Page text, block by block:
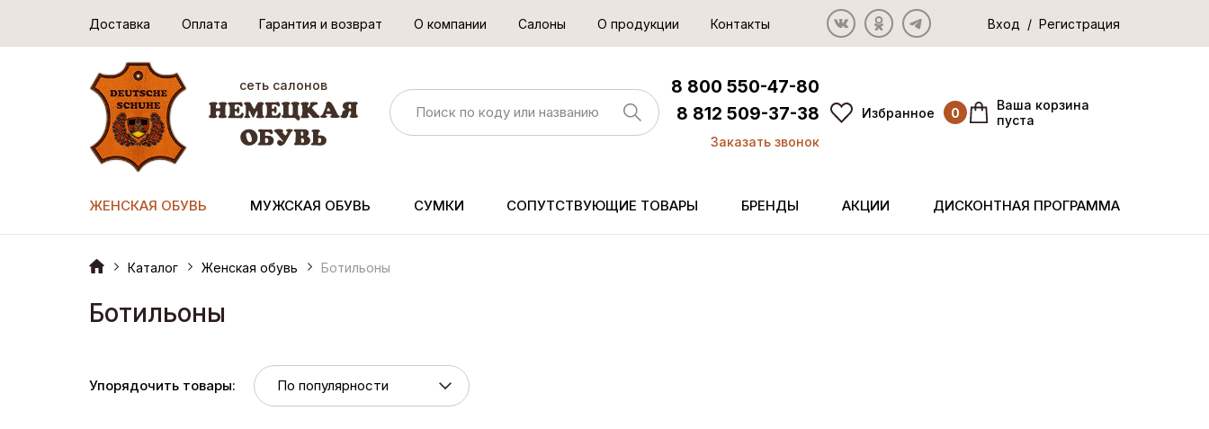
Доставка Оплата Гарантия и возврат О компании Салоны О продукции Контакты Вход / Регистрация
сеть салонов
8 800 550-47-80
8 812 509-37-38
Заказать звонок
Избранное 0
Ваша корзина
пуста
ЖЕНСКАЯ ОБУВЬ МУЖСКАЯ ОБУВЬ СУМКИ СОПУТСТВУЮЩИЕ ТОВАРЫ БРЕНДЫ АКЦИИ ДИСКОНТНАЯ ПРОГРАММА
Каталог Женская обувь Ботильоны
Ботильоны
Упорядочить товары: